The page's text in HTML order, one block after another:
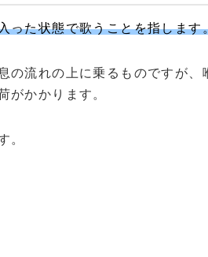
った状態で歌うことを指します
の流れの上に乗るものですが、
がかかります。
。